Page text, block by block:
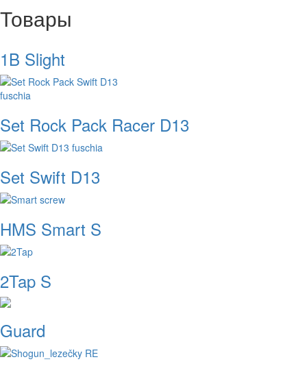
Товары
1B Slight
Set Rock Pack Racer D13
Set Swift D13
HMS Smart S
2Tap S
Guard